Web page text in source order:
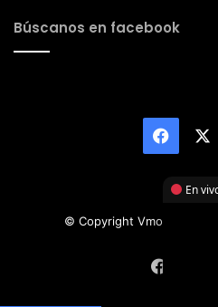
Búscanos en facebook
© Copyright Vmotor TI
En